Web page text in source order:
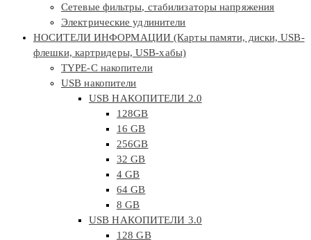
Сетевые фильтры, стабилизаторы напряжения
Электрические удлинители
НОСИТЕЛИ ИНФОРМАЦИИ (Карты памяти, диски, USB-
флешки, картридеры, USB-хабы)
TYPE-C накопители
USB накопители
USB НАКОПИТЕЛИ 2.0
128GB
16 GB
256GB
32 GB
4 GB
64 GB
8 GB
USB НАКОПИТЕЛИ 3.0
128 GB